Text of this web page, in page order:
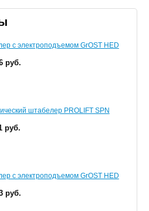
с электроподъемом GrOST HED
руб.
штабелер PROLIFT SPN
руб.
с электроподъемом GrOST HED
руб.